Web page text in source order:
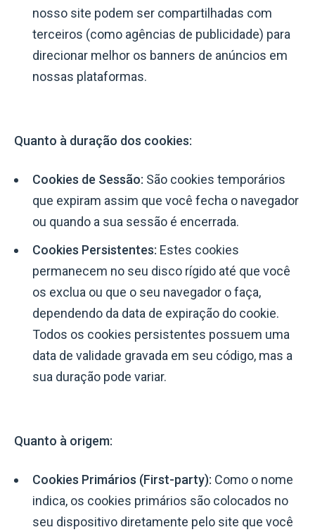
nosso site podem ser compartilhadas com
terceiros (como agências de publicidade) para
direcionar melhor os banners de anúncios em
nossas plataformas.
Quanto à duração dos cookies:
Cookies de Sessão: São cookies temporários
que expiram assim que você fecha o navegador
ou quando a sua sessão é encerrada.
Cookies Persistentes: Estes cookies
permanecem no seu disco rígido até que você
os exclua ou que o seu navegador o faça,
dependendo da data de expiração do cookie.
Todos os cookies persistentes possuem uma
data de validade gravada em seu código, mas a
sua duração pode variar.
Quanto à origem:
Cookies Primários (First-party): Como o nome
indica, os cookies primários são colocados no
seu dispositivo diretamente pelo site que você